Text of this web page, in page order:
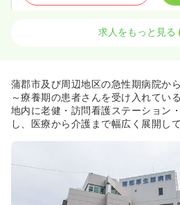
給与 23.1〜34.9 万円/月 賞与4ヶ月
※一例
時間 8:30～17:30
ブランク可
気になる
求人をもっと見る
蒲郡市及び周辺地区の急性期病院か
～療養期の患者さんを受け入れてい
地内に老健・訪問看護ステーション
し、医療から介護まで幅広く展開して